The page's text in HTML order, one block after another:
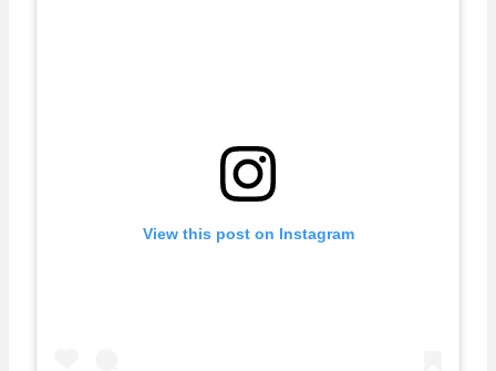
View this post on Instagram